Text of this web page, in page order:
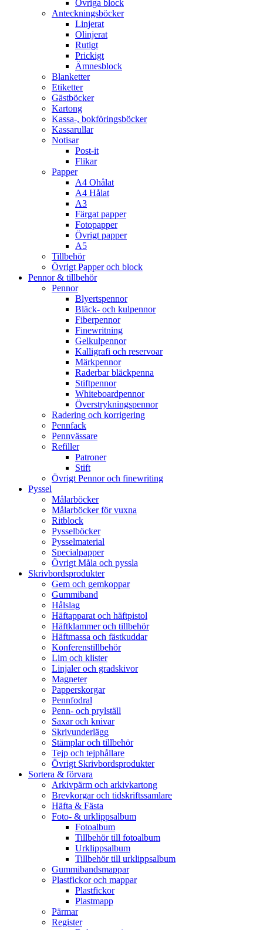
Övriga block
Anteckningsböcker
Linjerat
Olinjerat
Rutigt
Prickigt
Ämnesblock
Blanketter
Etiketter
Gästböcker
Kartong
Kassa-, bokföringsböcker
Kassarullar
Notisar
Post-it
Flikar
Papper
A4 Ohålat
A4 Hålat
A3
Färgat papper
Fotopapper
Övrigt papper
A5
Tillbehör
Övrigt Papper och block
Pennor & tillbehör
Pennor
Blyertspennor
Bläck- och kulpennor
Fiberpennor
Finewritning
Gelkulpennor
Kalligrafi och reservoar
Märkpennor
Raderbar bläckpenna
Stiftpennor
Whiteboardpennor
Överstrykningspennor
Radering och korrigering
Pennfack
Pennvässare
Refiller
Patroner
Stift
Övrigt Pennor och finewriting
Pyssel
Målarböcker
Målarböcker för vuxna
Ritblock
Pysselböcker
Pysselmaterial
Specialpapper
Övrigt Måla och pyssla
Skrivbordsprodukter
Gem och gemkoppar
Gummiband
Hålslag
Häftapparat och häftpistol
Häftklammer och tillbehör
Häftmassa och fästkuddar
Konferenstillbehör
Lim och klister
Linjaler och gradskivor
Magneter
Papperskorgar
Pennfodral
Penn- och prylställ
Saxar och knivar
Skrivunderlägg
Stämplar och tillbehör
Tejp och tejphållare
Övrigt Skrivbordsprodukter
Sortera & förvara
Arkivpärm och arkivkartong
Brevkorgar och tidskriftssamlare
Häfta & Fästa
Foto- & urklippsalbum
Fotoalbum
Tillbehör till fotoalbum
Urklippsalbum
Tillbehör till urklippsalbum
Gummibandsmappar
Plastfickor och mappar
Plastfickor
Plastmapp
Pärmar
Register